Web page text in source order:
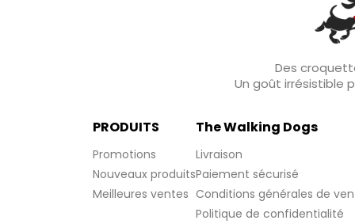
Des
Un goût irrésistible
PRODUITS
Promotions
Nouveaux produits
Meilleures ventes
The Walking Dogs
Livraison
Paiement sécurisé
Conditions générales de
Politique de confidentialité